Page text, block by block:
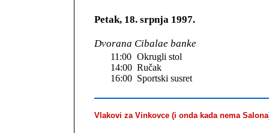
Petak, 18. srpnja 1997.
Dvorana Cibalae banke
11:00
14:00
16:00
Okrugli stol
Ručak
Sportski susret
Vlakovi za Vinkovce (i onda kada nema